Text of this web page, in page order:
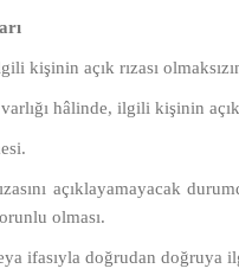
kişinin açık rızası
hâlinde, ilgili kişinin
açıklayamayacak
olması.
ifasıyla doğrudan doğruya